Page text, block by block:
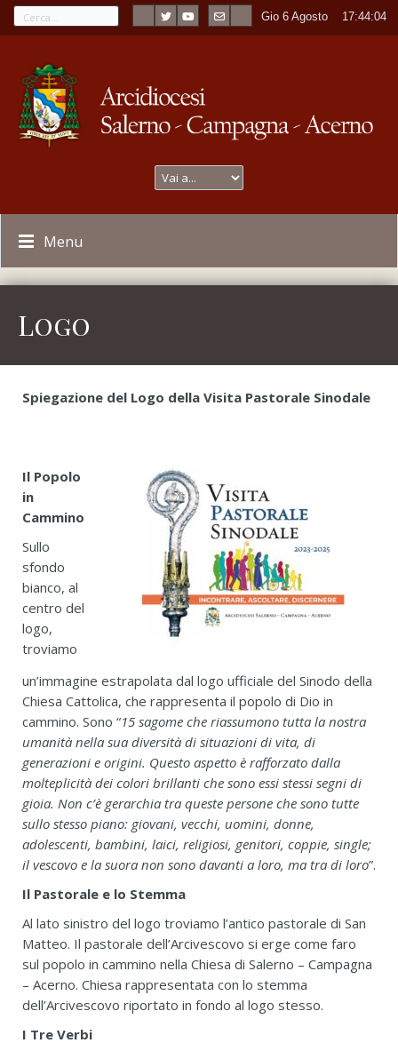
Gio 6 Agosto 17:44:04
Menu
Logo
Spiegazione del Logo della Visita Pastorale Sinodale
Il Popolo
in
Cammino
Sullo
sfondo
bianco, al
centro del
logo,
troviamo
un’immagine estrapolata dal logo ufficiale del Sinodo della
Chiesa Cattolica, che rappresenta il popolo di Dio in
cammino. Sono “15 sagome che riassumono tutta la nostra
umanità nella sua diversità di situazioni di vita, di
generazioni e origini. Questo aspetto è rafforzato dalla
molteplicità dei colori brillanti che sono essi stessi segni di
gioia. Non c’è gerarchia tra queste persone che sono tutte
sullo stesso piano: giovani, vecchi, uomini, donne,
adolescenti, bambini, laici, religiosi, genitori, coppie, single;
il vescovo e la suora non sono davanti a loro, ma tra di loro”.
Il Pastorale e lo Stemma
Al lato sinistro del logo troviamo l’antico pastorale di San
Matteo. Il pastorale dell’Arcivescovo si erge come faro
sul popolo in cammino nella Chiesa di Salerno – Campagna
– Acerno. Chiesa rappresentata con lo stemma
dell’Arcivescovo riportato in fondo al logo stesso.
I Tre Verbi